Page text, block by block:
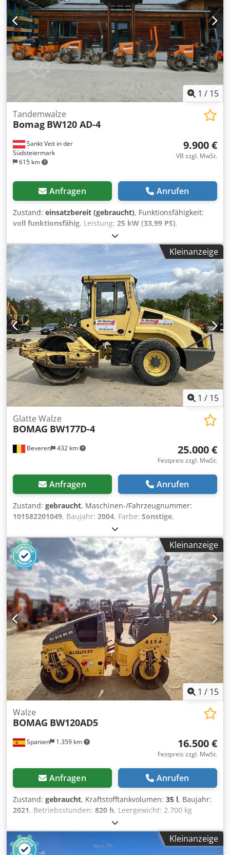
1 / 15
Sankt Veit in der
Südsteiermark
615 km
Tandemwalze
Bomag BW120 AD-4
9.900 €
VB zzgl. MwSt.
Anfragen Anrufen
Zustand: einsatzbereit (gebraucht), Funktionsfähigkeit:
voll funktionsfähig, Leistung: 25 kW (33,99 PS),
, Baujahr:
2.950 h, BOMAG BW120AD-4 BJ. 2007 lt. Zähler 2.950
Stunden 25,2 KW Kubota 2.800 KG Verkaufspreis: 9.900,--
netto BOMAG BW100AD-4 BJ. 2005 Csdpszc Iyvofx Aa Dsha
lt. Zähler 6.594 Stunden 25,2 KW Kubota 2.600 KG
Verkaufspreis: 8.800,-- netto Hamm HD 10 Bj. 2006 lt.
Zähler 4.356 Stunden 20,1 KW Deutz 2.450 KG
Verkaufspreis: 8.800,-- netto Hamm HD 10 Bj. 2006 lt.
Zähler 7.771 Stunden 20,1 KW Deutz 2.450 KG
Verkaufspreis: 8.800,-- netto Auch günstige Zustellung
möglich!
Kleinanzeige
1 / 15
Beveren 432 km
Glatte Walze
BOMAG BW177D-4
25.000 €
Festpreis zzgl. MwSt.
Anfragen Anrufen
Zustand: gebraucht, Maschinen-/Fahrzeugnummer:
101582201049, Baujahr: 2004, Farbe: Sonstige,
, Maschinen zu verkaufen!
Stöbern Sie auf unserer Webseite und entdecken Sie eine
Vielzahl sofort verfügbarer Maschinen. Wir haben mehr
Maschinen im Bestand, als online gelistet sind – rufen Sie
uns gerne jederzeit an oder schreiben Sie uns eine E-Mail.
Alle unsere Maschinen sind vollständig gewartet und auf
Zuverlässigkeit geprüft. Benötigen Sie Bilder? Kontaktieren
Sie uns, wir senden sie Ihnen umgehend zu. Csdozblb
Uopfx Aa Doha Wir beraten Sie gerne auf Niederländisch,
Englisch, Französisch, Deutsch, Spanisch und Russisch.
Entdecken Sie unser breites Angebot an zuverlässigen
Maschinen.
Kleinanzeige
1 / 15
Spanien 1.359 km
Walze
BOMAG BW120AD5
16.500 €
Festpreis zzgl. MwSt.
Anfragen Anrufen
Zustand: gebraucht, Kraftstofftankvolumen: 35 l, Baujahr:
2021, Betriebsstunden: 820 h, Leergewicht: 2.700 kg
Chodpfx Aaey Iz A As Doa Abmessungen (L x B x H): 253 x
127 x 257 cm
Kleinanzeige